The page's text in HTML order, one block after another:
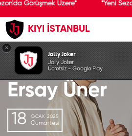
Görüşmek Üzere* *Yeni
KIYI İSTANBUL
GEÇMİŞ
Ersay Üner
18 OCAK 2025
Cumartesi
×
Jolly Joker
Jolly Joker
Ücretsiz - Google Play